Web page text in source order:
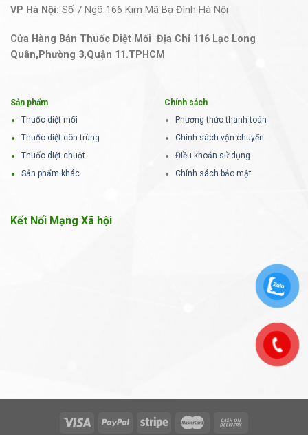
VP Hà Nội: Số 7 Ngõ 166 Kim Mã Ba Đình Hà Nội
Cửa Hàng Bán Thuốc Diệt Mối Địa Chỉ 116 Lạc Long
Quân,Phường 3,Quận 11.TPHCM
Sản phẩm
Thuốc diệt mối
Thuốc diệt côn trùng
Thuốc diệt chuột
Sản phẩm khác
Chính sách
Phương thức thanh toán
Chính sách vận chuyển
Điều khoản sử dụng
Chính sách bảo mật
Kết Nối Mạng Xã hội